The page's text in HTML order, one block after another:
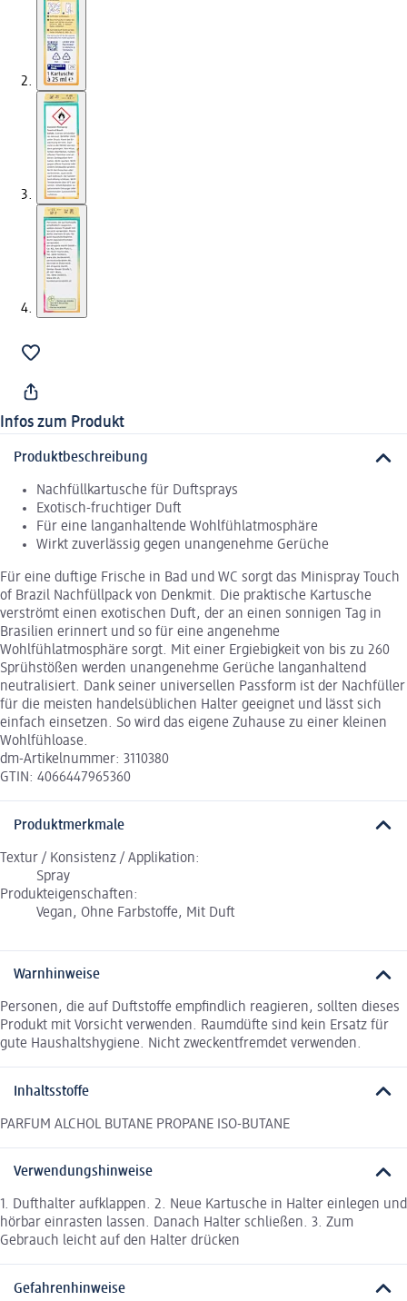
Infos zum Produkt
Produktbeschreibung
Nachfüllkartusche für Duftsprays
Exotisch-fruchtiger Duft
Für eine langanhaltende Wohlfühlatmosphäre
Wirkt zuverlässig gegen unangenehme Gerüche
Für eine duftige Frische in Bad und WC sorgt das Minispray Touch
of Brazil Nachfüllpack von Denkmit. Die praktische Kartusche
verströmt einen exotischen Duft, der an einen sonnigen Tag in
Brasilien erinnert und so für eine angenehme
Wohlfühlatmosphäre sorgt. Mit einer Ergiebigkeit von bis zu 260
Sprühstößen werden unangenehme Gerüche langanhaltend
neutralisiert. Dank seiner universellen Passform ist der Nachfüller
für die meisten handelsüblichen Halter geeignet und lässt sich
einfach einsetzen. So wird das eigene Zuhause zu einer kleinen
Wohlfühloase.
dm-Artikelnummer: 3110380
GTIN: 4066447965360
Produktmerkmale
Textur / Konsistenz / Applikation:
Spray
Produkteigenschaften:
Vegan, Ohne Farbstoffe, Mit Duft
Warnhinweise
Personen, die auf Duftstoffe empfindlich reagieren, sollten dieses
Produkt mit Vorsicht verwenden. Raumdüfte sind kein Ersatz für
gute Haushaltshygiene. Nicht zweckentfremdet verwenden.
Inhaltsstoffe
PARFUM ALCHOL BUTANE PROPANE ISO-BUTANE
Verwendungshinweise
1. Dufthalter aufklappen. 2. Neue Kartusche in Halter einlegen und
hörbar einrasten lassen. Danach Halter schließen. 3. Zum
Gebrauch leicht auf den Halter drücken
Gefahrenhinweise